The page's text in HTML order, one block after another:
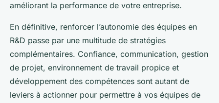
améliorant la performance de votre entreprise.
En définitive, renforcer l’autonomie des équipes en
R&D passe par une multitude de stratégies
complémentaires. Confiance, communication, gestion
de projet, environnement de travail propice et
développement des compétences sont autant de
leviers à actionner pour permettre à vos équipes de